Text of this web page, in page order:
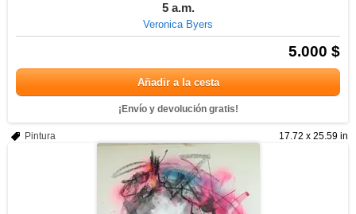
5 a.m.
Veronica Byers
5.000 $
Añadir a la cesta
¡Envío y devolución gratis!
17.72 x 25.59 in
Pintura